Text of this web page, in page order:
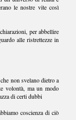
le nostre vite così
per abbellire
alle ristrettezze in
non svelano dietro a
volontà, ma un modo
di certi dubbi
coscienza di ciò